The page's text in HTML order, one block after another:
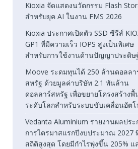
Kioxia จัดแสดงนวัตกรรม Flash
สำหรับยุค AI ในงาน FMS 2026
Kioxia ประกาศเปิดตัว SSD ซีรีส์
GP1 ที่มีความเร็ว IOPS สูงเป็นพิเศษ
สำหรับการใช้งานด้านปัญญาประดิษ
Moove ระดมทุนได้ 250 ล้านดอลลา
สหรัฐ ด้วยมูลค่าบริษัท 2.1 พันล้าน
ดอลลาร์สหรัฐ เพื่อขยายโครงสร้าง
ระดับโลกสำหรับระบบขับเคลื่อนอัต
Vedanta Aluminium รายงานผลประ
การไตรมาสแรกปีงบประมาณ 2027
สถิติสูงสุด โดยมีกำไรพุ่งขึ้น 205% แ